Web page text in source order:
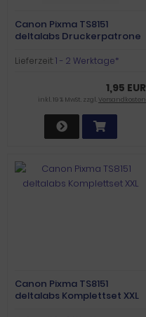
Canon Pixma TS8151
deltalabs Druckerpatrone
Lieferzeit:1 - 2 Werktage*
1,95 EUR
inkl. 19 % MwSt. zzgl.Versandkosten
Canon Pixma TS8151
deltalabs Komplettset XXL